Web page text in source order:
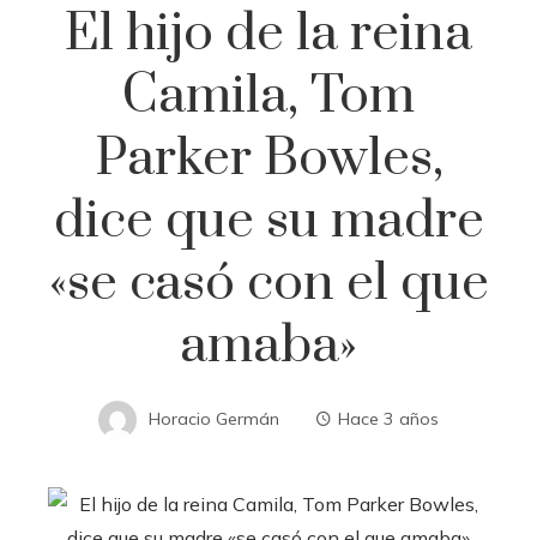
El hijo de la reina
Camila, Tom
Parker Bowles,
dice que su madre
«se casó con el que
amaba»
Horacio Germán Hace 3 años